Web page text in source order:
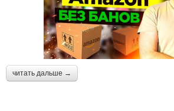
читать дальше →